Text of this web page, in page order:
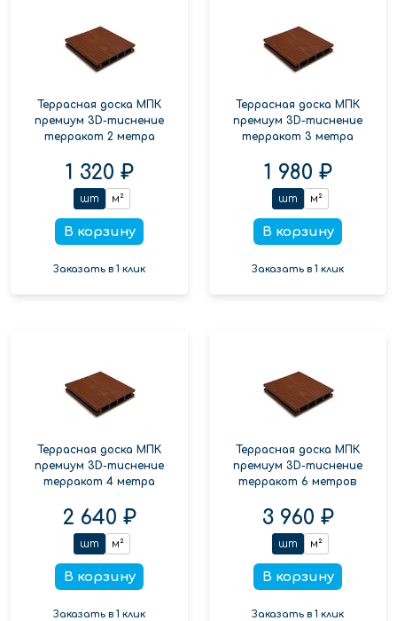
Террасная доска МПК
премиум 3D-тиснение
терракот 2 метра
1 320 ₽
шт м²
В корзину
Заказать в 1 клик
Террасная доска МПК
премиум 3D-тиснение
терракот 3 метра
1 980 ₽
шт м²
В корзину
Заказать в 1 клик
Террасная доска МПК
премиум 3D-тиснение
терракот 4 метра
2 640 ₽
шт м²
В корзину
Заказать в 1 клик
Террасная доска МПК
премиум 3D-тиснение
терракот 6 метров
3 960 ₽
шт м²
В корзину
Заказать в 1 клик